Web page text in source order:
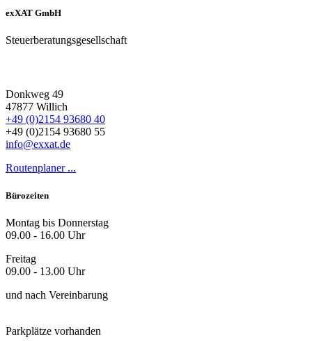
exXAT GmbH
Steuerberatungsgesellschaft
Donkweg 49
47877 Willich
+49 (0)2154 93680 40
+49 (0)2154 93680 55
info@exxat.de
Routenplaner ...
Bürozeiten
Montag bis Donnerstag
09.00 - 16.00 Uhr
Freitag
09.00 - 13.00 Uhr
und nach Vereinbarung
Parkplätze vorhanden